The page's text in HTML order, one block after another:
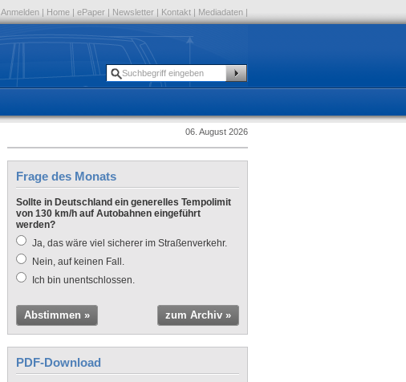
Anmelden | Home | ePaper | Newsletter | Kontakt | Mediadaten |
06. August 2026
Frage des Monats
Sollte in Deutschland ein generelles Tempolimit
von 130 km/h auf Autobahnen eingeführt
werden?
Ja, das wäre viel sicherer im Straßenverkehr.
Nein, auf keinen Fall.
Ich bin unentschlossen.
Abstimmen » zum Archiv »
PDF-Download